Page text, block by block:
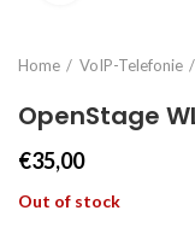
Home VoIP-Telefonie
OpenStage
€35,00
Out of stock